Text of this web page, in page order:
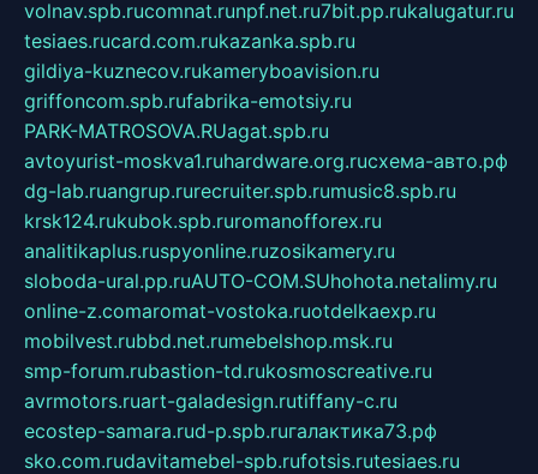
volnav.spb.rucomnat.runpf.net.ru7bit.pp.rukalugatur.ru
tesiaes.rucard.com.rukazanka.spb.ru
gildiya-kuznecov.rukameryboavision.ru
griffoncom.spb.rufabrika-emotsiy.ru
PARK-MATROSOVA.RUagat.spb.ru
avtoyurist-moskva1.ruhardware.org.ruсхема-авто.рф
dg-lab.ruangrup.rurecruiter.spb.rumusic8.spb.ru
krsk124.rukubok.spb.ruromanofforex.ru
analitikaplus.ruspyonline.ruzosikamery.ru
sloboda-ural.pp.ruAUTO-COM.SUhohota.netalimy.ru
online-z.comaromat-vostoka.ruotdelkaexp.ru
mobilvest.rubbd.net.rumebelshop.msk.ru
smp-forum.rubastion-td.rukosmoscreative.ru
avrmotors.ruart-galadesign.rutiffany-c.ru
ecostep-samara.rud-p.spb.ruгалактика73.рф
sko.com.rudavitamebel-spb.rufotsis.rutesiaes.ru